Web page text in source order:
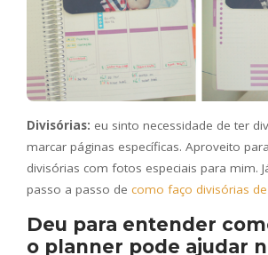
Divisórias: eu sinto necessidade de ter
marcar páginas específicas. Aproveito
divisórias com fotos especiais para mim.
passo a passo de como faço divisórias
Deu para entender
o planner pode ajudar